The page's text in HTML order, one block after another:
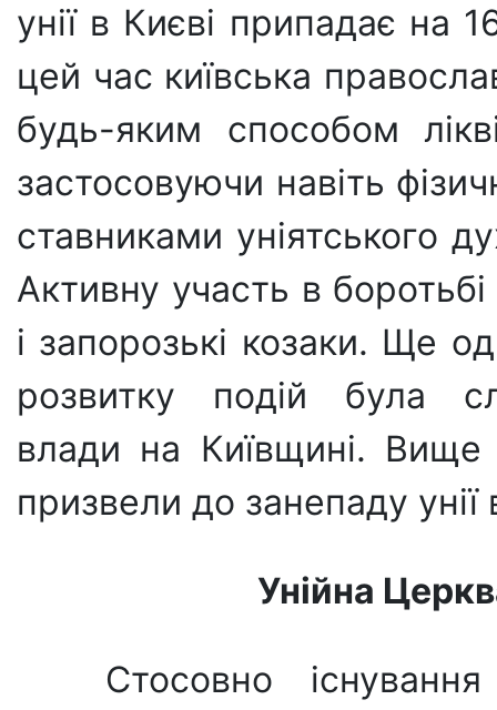
унії в Києві припадає на
цей час київська
будь-яким способом
застосовуючи навіть
ставниками уніятського
Активну участь в
і запорозькі козаки. Ще
розвитку подій була
влади на Київщині. Вище
призвели до занепаду унії
Унійна
Стосовно